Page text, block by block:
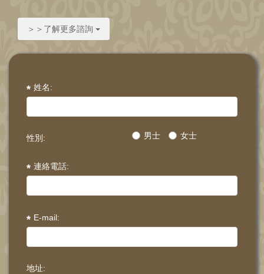
＞＞了解更多諮詢
姓名:
性別: 男士 女士
連絡電話:
E-mail:
地址: